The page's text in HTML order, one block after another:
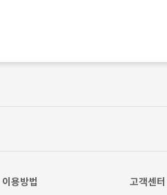
이용방법 고객센터